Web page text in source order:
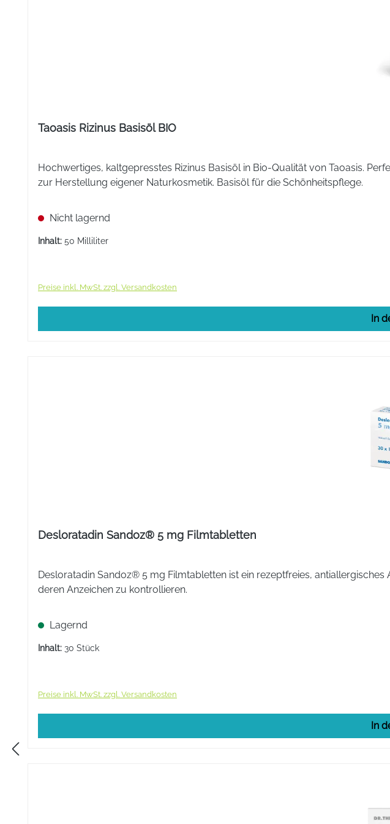
Milliarden Keimen pro 1 Portion (= 3 g) und 15 Milliarden Keimen pro 2
Bifidobacterium lactis W51, Lactobacillus salivarius W24, Lactococcus lactis
In einer Monatspackung (28 Stk.) OMNi-BiOTiC® SR-9 mit B-Vitaminen sind
Nährwertangaben pro Portion (= 3 g): Brennwert 46,68 kJ/1,16 kcal, Fett <
Zusammensetzung pro Portion (= 3 g) %NRV*: Vitamin B2 0,21 mg 15 %, Vitamin
Glutenfrei:
Stück: 28
Taoasis Rizinus Basisöl BIO
Hochwertiges, kaltgepresstes Rizinus Basisöl in Bio-Qualität von Taoasis.
zur Herstellung eigener Naturkosmetik. Basisöl für die Schönheitspflege.
Nicht lagernd
Inhalt: 50 Milliliter
Preise inkl. MwSt. zzgl. Versandkosten
In
Desloratadin Sandoz® 5 mg Filmtabletten
Desloratadin Sandoz® 5 mg Filmtabletten ist ein rezeptfreies,
deren Anzeichen zu kontrollieren.
Lagernd
Inhalt: 30 Stück
Preise inkl. MwSt. zzgl. Versandkosten
In